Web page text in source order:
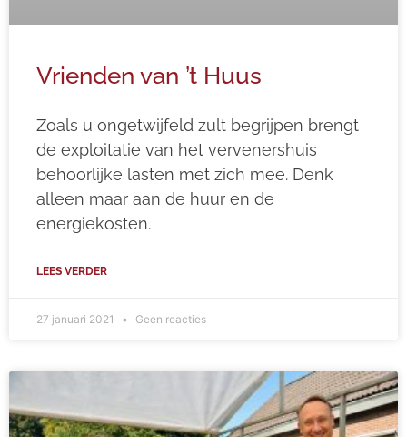
Vrienden van ’t Huus
Zoals u ongetwijfeld zult begrijpen brengt
de exploitatie van het vervenershuis
behoorlijke lasten met zich mee. Denk
alleen maar aan de huur en de
energiekosten.
LEES VERDER
27 januari 2021 Geen reacties